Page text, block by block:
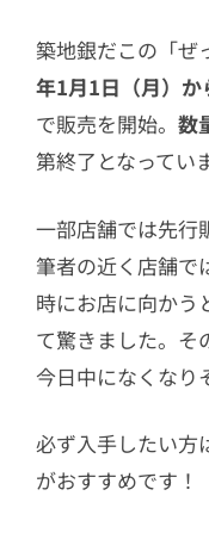
2たこ焼き好
をGETしよ
築地銀だこの「ぜ
年1月1日（月）か
で販売を開始。 数
第終了となってい
一部店舗では先行
筆者の近く店舗で
時にお店に向かう
て驚きました。
今日中になくなり
必ず入手したい方
がおすすめです！